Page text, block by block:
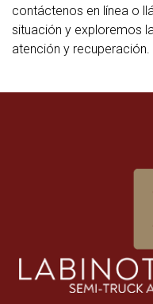
contáctenos en línea o
situación y exploremos
atención y recuperación.